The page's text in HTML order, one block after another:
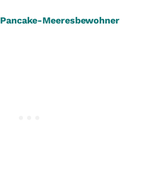
Pancake-Meeresbewohner